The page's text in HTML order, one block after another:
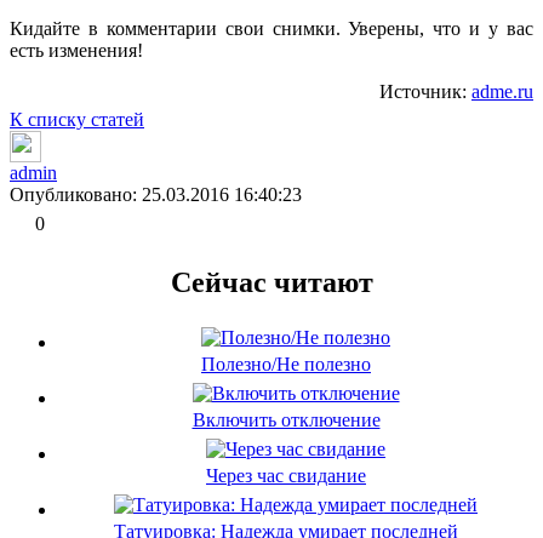
Кидайте в комментарии свои снимки. Уверены, что и у вас
есть изменения!
Источник: adme.ru
К списку статей
admin
Опубликовано: 25.03.2016 16:40:23
0
Сейчас читают
Полезно/Не полезно
Включить отключение
Через час свидание
Татуировка: Надежда умирает последней